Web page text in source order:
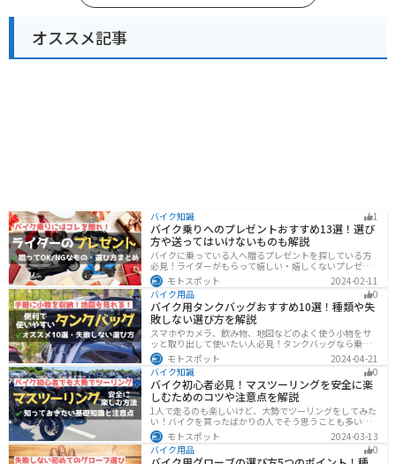
オススメ記事
バイク知識 1
バイク乗りへのプレゼントおすすめ13選！選び
方や送ってはいけないものも解説
バイクに乗っている人へ贈るプレゼントを探している方
必見！ライダーがもらって嬉しい・嬉しくないプレゼン
トをまとめました。選び方やオススメのプレゼントも紹
介していますので、プレゼント選びの参考にしてくださ
い。
モトスポット
2024-02-11
バイク用品
0
バイク用タンクバッグおすすめ10選！種類や失
敗しない選び方を解説
スマホやカメラ、飲み物、地図などのよく使う小物をサ
ッと取り出して使いたい人必見！タンクバッグなら乗車
中でも簡単に荷物を確認できます。脱着もマグネットや
吸盤でつけるだけで非常に簡単、しっかり固定したい人
はベルトを使うこともできます。
モトスポット
2024-04-21
バイク知識
0
バイク初心者必見！マスツーリングを安全に楽
しむためのコツや注意点を解説
1人で走るのも楽しいけど、大勢でツーリングをしてみた
い！バイクを買ったばかりの人でそう思うことも多いで
しょう。他の人と一緒に走るマスツーリングはとても楽
しいですが、安全に楽しむために確認すべきことや注意
点などたくさんあります。1人で走る時とは違った難しさ
モトスポット
2024-03-13
バイク用品
0